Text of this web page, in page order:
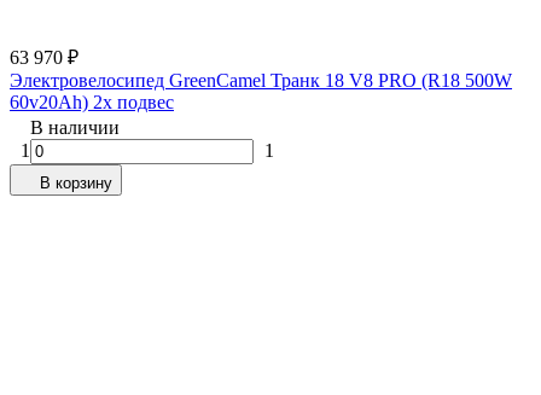
63 970 ₽
Электровелосипед GreenCamel Транк 18 V8 PRO (R18 500W
60v20Ah) 2х подвес
В наличии
1
1
В корзину